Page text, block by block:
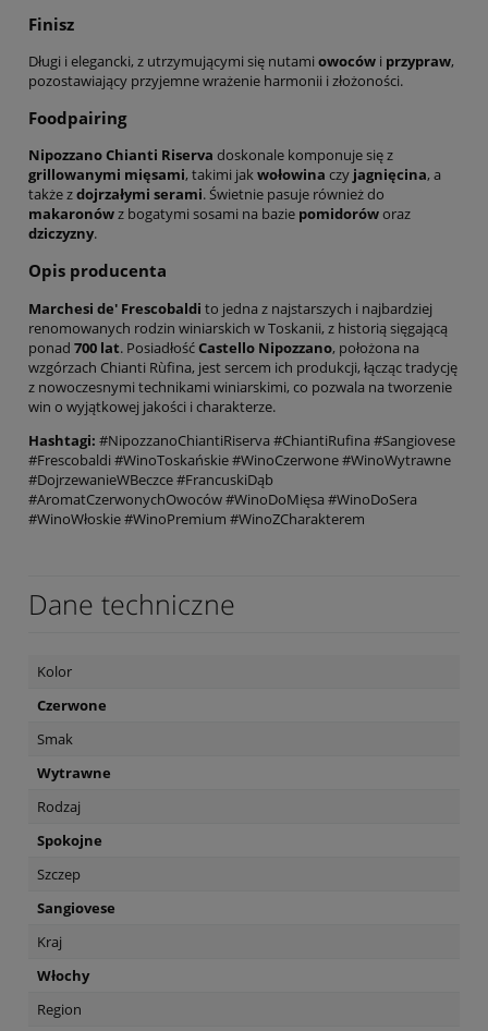
Finisz
Długi i elegancki, z utrzymującymi się nutami owoców i przypraw,
pozostawiający przyjemne wrażenie harmonii i złożoności.
Foodpairing
Nipozzano Chianti Riserva doskonale komponuje się z
grillowanymi mięsami, takimi jakwołowina czy jagnięcina, a
także zdojrzałymi serami. Świetnie pasuje również do
makaronówz bogatymi sosami na bazie pomidoróworaz
dziczyzny.
Opis producenta
Marchesi de' Frescobaldi to jedna z najstarszych i najbardziej
renomowanych rodzin winiarskich w Toskanii, z historią sięgającą
ponad 700 lat. PosiadłośćCastello Nipozzano, położona na
wzgórzach Chianti Rùfina, jest sercem ich produkcji, łącząc tradycję
z nowoczesnymi technikami winiarskimi, co pozwala na tworzenie
win o wyjątkowej jakości i charakterze.
Hashtagi: #NipozzanoChiantiRiserva #ChiantiRufina #Sangiovese
#Frescobaldi #WinoToskańskie #WinoCzerwone #WinoWytrawne
#DojrzewanieWBeczce #FrancuskiDąb
#AromatCzerwonychOwoców #WinoDoMięsa #WinoDoSera
#WinoWłoskie #WinoPremium #WinoZCharakterem
Dane techniczne
Kolor
Czerwone
Smak
Wytrawne
Rodzaj
Spokojne
Szczep
Sangiovese
Kraj
Włochy
Region